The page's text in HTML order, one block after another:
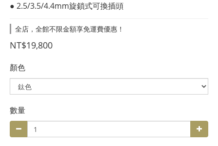
● 2.5/3.5/4.4mm旋鎖式可換插頭
全店，全館不限金額享免運費優惠！
NT$19,800
顏色
數量